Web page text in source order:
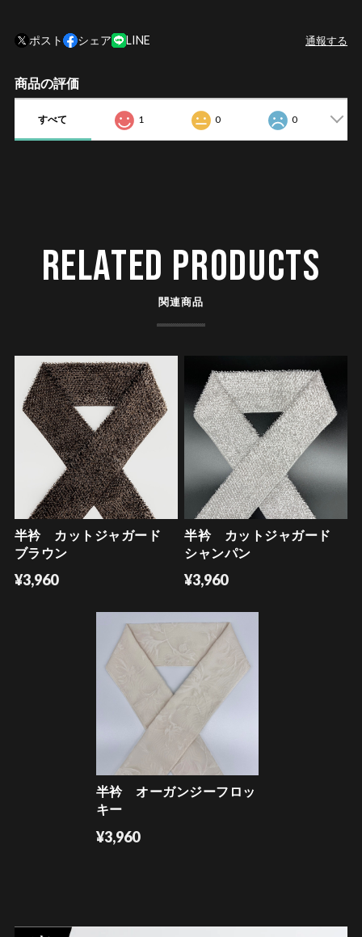
ポスト シェア LINE 通報する
商品の評価
すべて 1 0 0
RELATED PRODUCTS
関連商品
半衿 カットジャガード
ブラウン
¥3,960
半衿 カットジャガード
シャンパン
¥3,960
半衿 オーガンジーフロッ
キー
¥3,960